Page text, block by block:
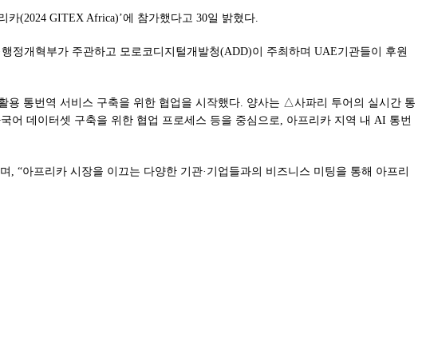
(2024 GITEX Africa)’에 참가했다고 30일 밝혔다.
정개혁부가 주관하고 모로코디지털개발청(ADD)이 주최하며 UAE기관들이 후원
용 통번역 서비스 구축을 위한 협업을 시작했다. 양사는 △사파리 투어의 실시간 통
데이터셋 구축을 위한 협업 프로세스 등을 중심으로, 아프리카 지역 내 AI 통번
“아프리카 시장을 이끄는 다양한 기관·기업들과의 비즈니스 미팅을 통해 아프리